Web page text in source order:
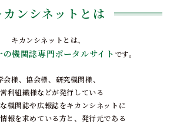
カンシネットとは
キカンシネットとは、
の機関誌専門ポータルサイト です。
会様、協会様、研究機関様、
利組織様などが発行している
機関誌や広報誌をキカンシネットに
情報を求めている方と、発行元である